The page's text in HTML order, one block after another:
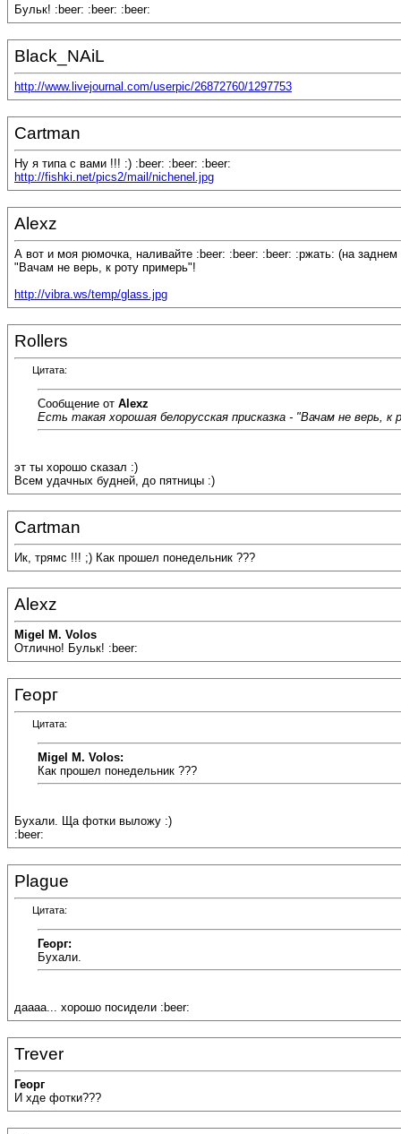
Бульк! :beer: :beer: :beer:
Black_NAiL
http://www.livejournal.com/userpic/26872760/1297753
Cartman
Ну я типа с вами !!! :) :beer: :beer: :beer:
http://fishki.net/pics2/mail/nichenel.jpg
Alexz
А вот и моя рюмочка, наливайте :beer: :beer: :beer: :ржать: (на
"Вачам не верь, к роту примерь"!
http://vibra.ws/temp/glass.jpg
Rollers
Цитата:
Сообщение от Alexz
Есть такая хорошая белорусская присказка - "Вачам не верь, к
эт ты хорошо сказал :)
Всем удачных будней, до пятницы :)
Cartman
Ик, трямс !!! ;) Как прошел понедельник ???
Alexz
Migel M. Volos
Отлично! Бульк! :beer:
Георг
Цитата:
Migel M. Volos:
Как прошел понедельник ???
Бухали. Ща фотки выложу :)
:beer:
Plague
Цитата:
Георг:
Бухали.
даааа... хорошо посидели :beer:
Trever
Георг
И хде фотки???